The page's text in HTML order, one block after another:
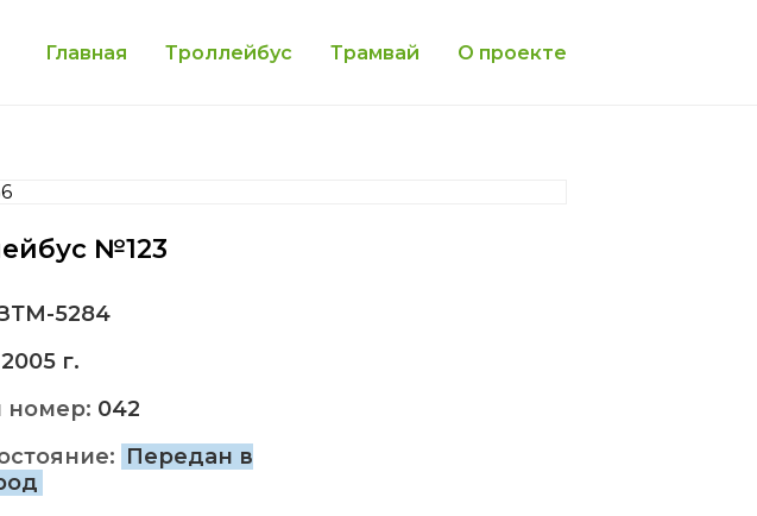
Главная Троллейбус Трамвай О проекте
№123
5284
2005 г.
номер: 042
Передан в